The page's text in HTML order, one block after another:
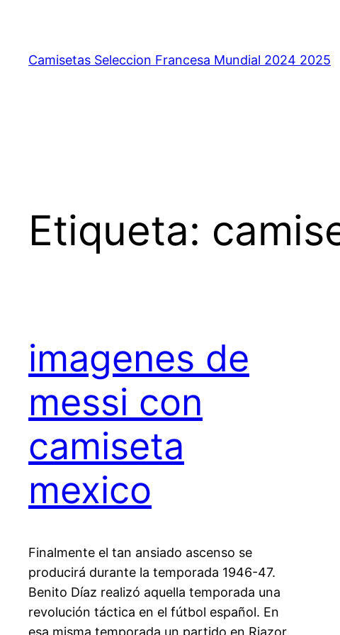
contenido
Camisetas Seleccion Francesa Mundial 2024 2025
Etiqueta:
imagenes de
messi con
camiseta
mexico
Finalmente el tan ansiado ascenso se
producirá durante la temporada 1946-47.
Benito Díaz realizó aquella temporada una
revolución táctica en el fútbol español. En
esa misma temporada un partido en Riazor